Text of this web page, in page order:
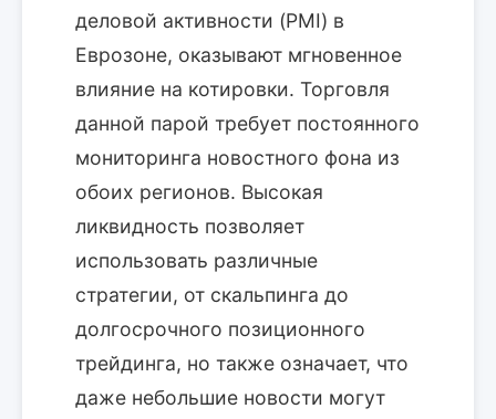
деловой активности (PMI) в
Еврозоне, оказывают мгновенное
влияние на котировки. Торговля
данной парой требует постоянного
мониторинга новостного фона из
обоих регионов. Высокая
ликвидность позволяет
использовать различные
стратегии, от скальпинга до
долгосрочного позиционного
трейдинга, но также означает, что
даже небольшие новости могут